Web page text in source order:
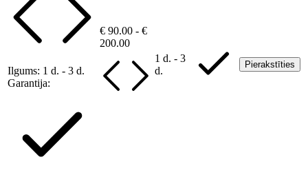
Ilgums: 1 d. - 3 d.
Garantija:
€ 90.00 - €
200.00
1 d. - 3
d.
Pierakstīties